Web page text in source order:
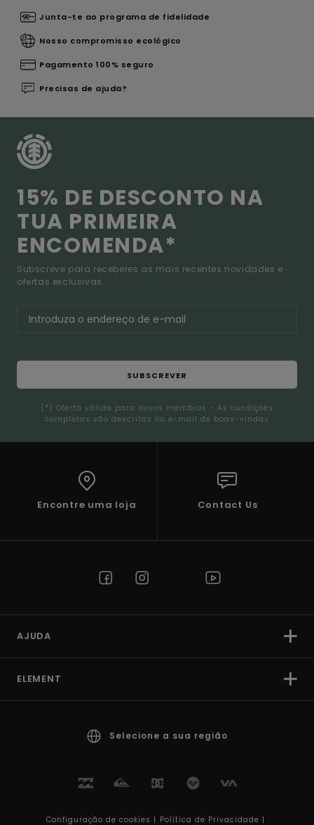
Junta-te ao programa de fidelidade
Nosso compromisso ecológico
Pagamento 100% seguro
Precisas de ajuda?
15% DE DESCONTO NA
TUA PRIMEIRA
ENCOMENDA*
Subscreve para receberes as mais recentes novidades e
ofertas exclusivas.
SUBSCREVER
(*) Oferta válida para novos membros - As condições
completas são descritas no e-mail de boas-vindas
Encontre uma loja Contact Us
AJUDA
ELEMENT
Selecione a sua região
Configuração de cookies | Política de Privacidade |